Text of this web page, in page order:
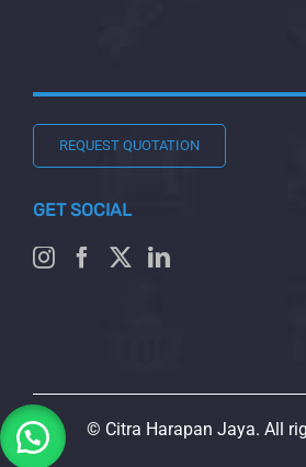
REQUEST QUOTATION
GET SOCIAL
© Citra Harapan Jaya. All